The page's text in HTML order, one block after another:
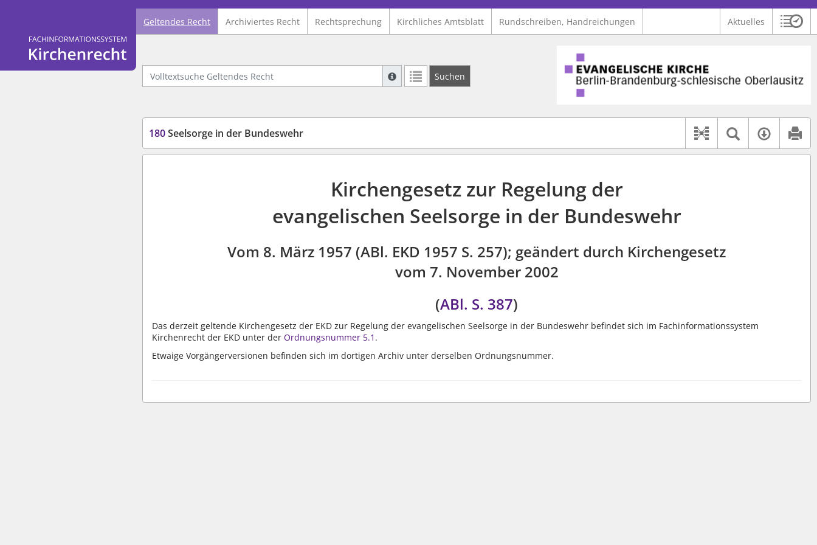
Logo Fachinformationssystem Kirchenrecht
Geltendes Recht Archiviertes Recht Rechtsprechung Kirchliches Amtsblatt Rundschreiben, Handreichungen Aktuelles
Volltextsuche Geltendes Recht
Suche mit Platzhalter "*", Bsp. Pfarrer*, findet auch: "Pfarrerinitiative" oder "Pfarrerausschuss".
Weitere Suchoperatoren finden Sie in unserer Hilfe.
Suchen
Logo Ev. Kirche Berlin-Brandenburg-schlesische Oberlausitz
180Seelsorge in der Bundeswehr
Dokument-
Textsuche
Kirchengesetz zur Regelung der
evangelischen Seelsorge in der Bundeswehr
Vom 8. März 1957 (ABl. EKD 1957 S. 257); geändert durch Kirchengesetz
vom 7. November 2002
(ABl. S. 387)
Das derzeit geltende Kirchengesetz der EKD zur Regelung der evangelischen Seelsorge in der Bundeswehr befindet sich im Fachinformationssystem
Kirchenrecht der EKD unter der Ordnungsnummer 5.1 .
Etwaige Vorgängerversionen befinden sich im dortigen Archiv unter derselben Ordnungsnummer.